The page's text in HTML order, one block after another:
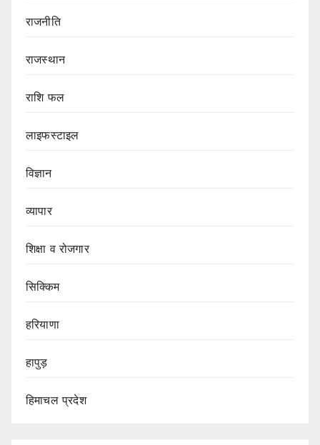
राजनीति
राजस्थान
राशि फल
लाइफस्टाइल
विज्ञान
व्यापार
शिक्षा व रोजगार
सिक्किम
हरियाणा
हापुड़
हिमाचल प्रदेश